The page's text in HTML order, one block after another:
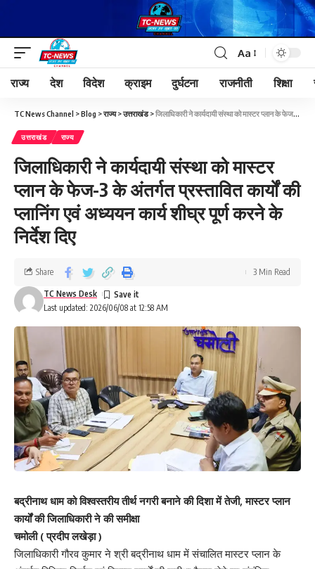
Aa
राज्य देश विदेश क्राइम दुर्घटना राजनीती शिक्षा
TC News Channel >Blog >राज्य>उत्तराखंड>जिलाधिकारी ने कार्यदायी संस्था को मास्टर प्लान के फेज-3 के अंतर्गत प्रस्तावित कार्यों की प्लानिंग एवं अध्ययन कार्य शीघ्र पूर्ण करने के निर्देश दिए
उत्तराखंड राज्य
जिलाधिकारी ने कार्यदायी संस्था को मास्टर
प्लान के फेज-3 के अंतर्गत प्रस्तावित कार्यों की
प्लानिंग एवं अध्ययन कार्य शीघ्र पूर्ण करने के
निर्देश दिए
Last updated: 2026/06/08 at 12:58 AM
TC News Desk
Share 3 Min Read
बद्रीनाथ धाम को विश्वस्तरीय तीर्थ नगरी बनाने की दिशा में तेजी, मास्टर प्लान
कार्यों की जिलाधिकारी ने की समीक्षा
चमोली ( प्रदीप लखेड़ा )
जिलाधिकारी गौरव कुमार ने श्री बद्रीनाथ धाम में संचालित मास्टर प्लान के